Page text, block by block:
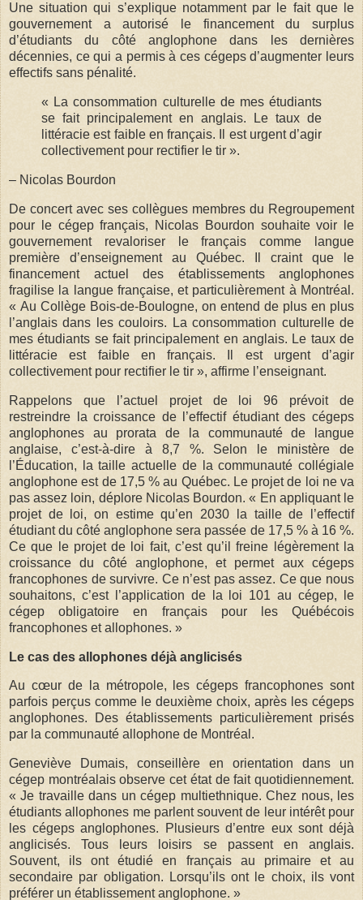
Une situation qui s’explique notamment par le fait que le
gouvernement a autorisé le financement du surplus
d’étudiants du côté anglophone dans les dernières
décennies, ce qui a permis à ces cégeps d’augmenter leurs
effectifs sans pénalité.
« La consommation culturelle de mes étudiants
se fait principalement en anglais. Le taux de
littéracie est faible en français. Il est urgent d’agir
collectivement pour rectifier le tir ».
– Nicolas Bourdon
De concert avec ses collègues membres du Regroupement
pour le cégep français, Nicolas Bourdon souhaite voir le
gouvernement revaloriser le français comme langue
première d’enseignement au Québec. Il craint que le
financement actuel des établissements anglophones
fragilise la langue française, et particulièrement à Montréal.
« Au Collège Bois-de-Boulogne, on entend de plus en plus
l’anglais dans les couloirs. La consommation culturelle de
mes étudiants se fait principalement en anglais. Le taux de
littéracie est faible en français. Il est urgent d’agir
collectivement pour rectifier le tir », affirme l’enseignant.
Rappelons que l’actuel projet de loi 96 prévoit de
restreindre la croissance de l’effectif étudiant des cégeps
anglophones au prorata de la communauté de langue
anglaise, c’est-à-dire à 8,7 %. Selon le ministère de
l’Éducation, la taille actuelle de la communauté collégiale
anglophone est de 17,5 % au Québec. Le projet de loi ne va
pas assez loin, déplore Nicolas Bourdon. « En appliquant le
projet de loi, on estime qu’en 2030 la taille de l’effectif
étudiant du côté anglophone sera passée de 17,5 % à 16 %.
Ce que le projet de loi fait, c’est qu’il freine légèrement la
croissance du côté anglophone, et permet aux cégeps
francophones de survivre. Ce n’est pas assez. Ce que nous
souhaitons, c’est l’application de la loi 101 au cégep, le
cégep obligatoire en français pour les Québécois
francophones et allophones. »
Le cas des allophones déjà anglicisés
Au cœur de la métropole, les cégeps francophones sont
parfois perçus comme le deuxième choix, après les cégeps
anglophones. Des établissements particulièrement prisés
par la communauté allophone de Montréal.
Geneviève Dumais, conseillère en orientation dans un
cégep montréalais observe cet état de fait quotidiennement.
« Je travaille dans un cégep multiethnique. Chez nous, les
étudiants allophones me parlent souvent de leur intérêt pour
les cégeps anglophones. Plusieurs d’entre eux sont déjà
anglicisés. Tous leurs loisirs se passent en anglais.
Souvent, ils ont étudié en français au primaire et au
secondaire par obligation. Lorsqu’ils ont le choix, ils vont
préférer un établissement anglophone. »